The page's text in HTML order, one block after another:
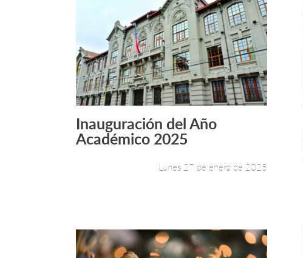
Leer más +
Inauguración del Año
Académico 2025
Lunes 27 de enero de 2025